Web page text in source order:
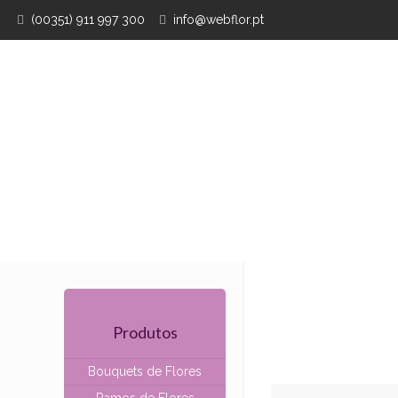
(00351) 911 997 300 info@webflor.pt
Produtos
Bouquets de Flores